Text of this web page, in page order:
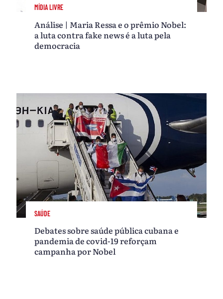
MÍDIA LIVRE
Análise | Maria Ressa e o prêmio Nobel:
a luta contra fake news é a luta pela
democracia
SAÚDE
Debates sobre saúde pública cubana e
pandemia de covid-19 reforçam
campanha por Nobel